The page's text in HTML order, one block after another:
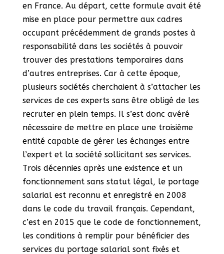
en France. Au départ, cette formule avait été
mise en place pour permettre aux cadres
occupant précédemment de grands postes à
responsabilité dans les sociétés à pouvoir
trouver des prestations temporaires dans
d’autres entreprises. Car à cette époque,
plusieurs sociétés cherchaient à s’attacher les
services de ces experts sans être obligé de les
recruter en plein temps. Il s’est donc avéré
nécessaire de mettre en place une troisième
entité capable de gérer les échanges entre
l’expert et la société sollicitant ses services.
Trois décennies après une existence et un
fonctionnement sans statut légal, le portage
salarial est reconnu et enregistré en 2008
dans le code du travail français. Cependant,
c’est en 2015 que le code de fonctionnement,
les conditions à remplir pour bénéficier des
services du portage salarial sont fixés et